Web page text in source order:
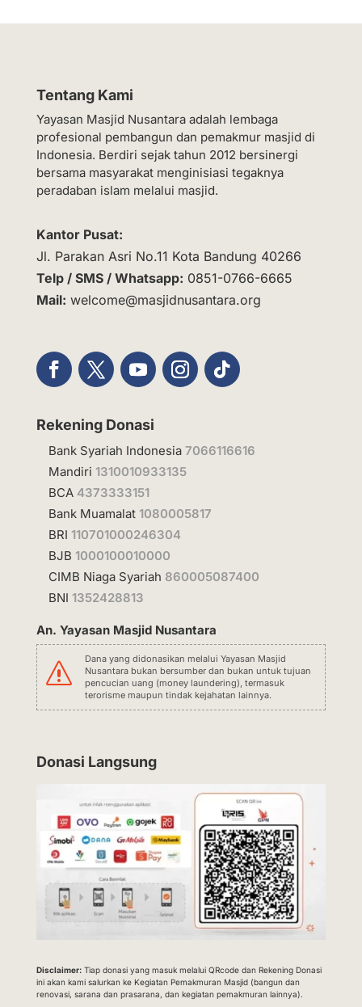
Tentang Kami
Yayasan Masjid Nusantara adalah lembaga
profesional pembangun dan pemakmur masjid di
Indonesia. Berdiri sejak tahun 2012 bersinergi
bersama masyarakat menginisiasi tegaknya
peradaban islam melalui masjid.
Kantor Pusat:
Jl. Parakan Asri No.11 Kota Bandung 40266
Telp / SMS / Whatsapp: 0851-0766-6665
Mail: welcome@masjidnusantara.org
Rekening Donasi
Bank Syariah Indonesia 7066116616
Mandiri 1310010933135
BCA 4373333151
Bank Muamalat 1080005817
BRI 110701000246304
BJB 1000100010000
CIMB Niaga Syariah 860005087400
BNI 1352428813
An. Yayasan Masjid Nusantara
s
Dana yang didonasikan melalui Yayasan Masjid
Nusantara bukan bersumber dan bukan untuk tujuan
pencucian uang (money laundering), termasuk
terorisme maupun tindak kejahatan lainnya.
Donasi Langsung
Disclaimer:Tiap donasi yang masuk melalui QRcode dan Rekening Donasi
ini akan kami salurkan ke Kegiatan Pemakmuran Masjid (bangun dan
renovasi, sarana dan prasarana, dan kegiatan pemakmuran lainnya).